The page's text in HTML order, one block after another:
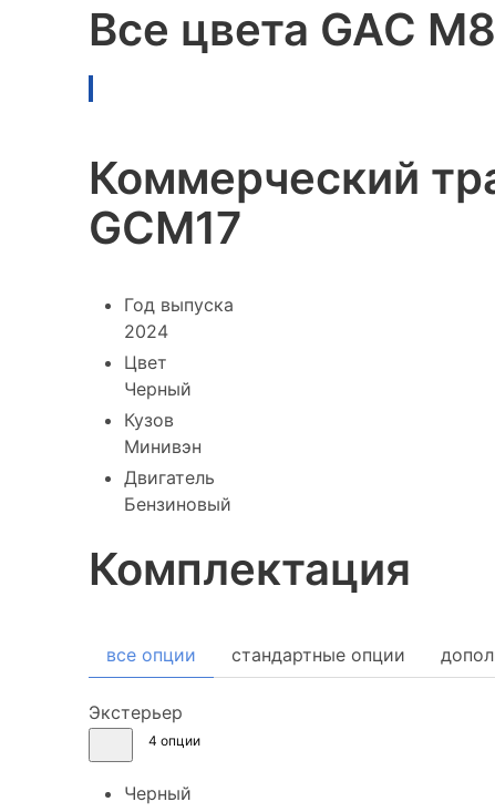
Все цвета GAC
Коммерческий
GCM17
Год выпуска
2024
Цвет
Черный
Кузов
Минивэн
Двигатель
Бензиновый
Комплектация
все опции стандартные опции
Экстерьер
4 опции
Черный